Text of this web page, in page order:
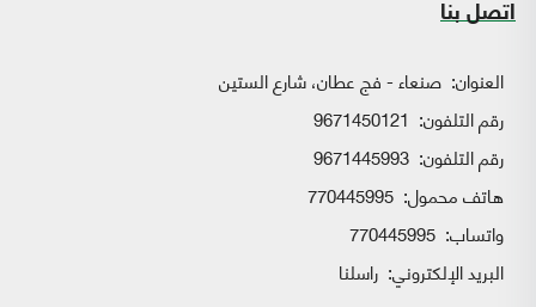
اتصل بنا
العنوان: صنعاء - فج عطان، شارع الستين
رقم التلفون: 9671450121
رقم التلفون: 9671445993
هاتف محمول: 770445995
واتساب:
البريد الإلكتروني: راسلنا